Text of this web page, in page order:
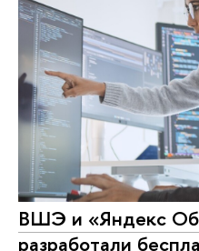
ВШЭ и «Яндекс
разработали